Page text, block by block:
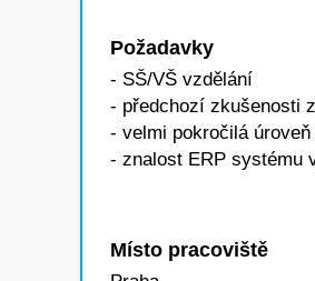
Požadavky
- SŠ/VŠ vzdělání
- předchozí zkušenosti
- velmi pokročilá
- znalost ERP systému
Místo pracoviště